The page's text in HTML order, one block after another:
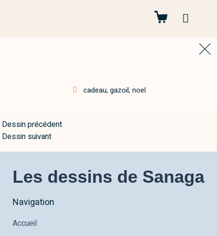
cadeau,gazoil,noel
Dessin précédent
Dessin suivant
Les dessins de Sanaga
Navigation
Accueil